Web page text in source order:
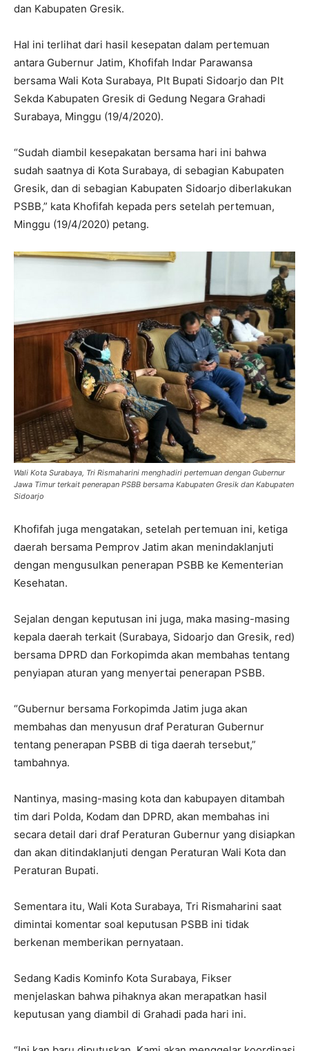
dan Kabupaten Gresik.
Hal ini terlihat dari hasil kesepatan dalam pertemuan
antara Gubernur Jatim, Khofifah Indar Parawansa
bersama Wali Kota Surabaya, Plt Bupati Sidoarjo dan Plt
Sekda Kabupaten Gresik di Gedung Negara Grahadi
Surabaya, Minggu (19/4/2020).
“Sudah diambil kesepakatan bersama hari ini bahwa
sudah saatnya di Kota Surabaya, di sebagian Kabupaten
Gresik, dan di sebagian Kabupaten Sidoarjo diberlakukan
PSBB,” kata Khofifah kepada pers setelah pertemuan,
Minggu (19/4/2020) petang.
Wali Kota Surabaya, Tri Rismaharini menghadiri pertemuan dengan Gubernur
Jawa Timur terkait penerapan PSBB bersama Kabupaten Gresik dan Kabupaten
Sidoarjo
Khofifah juga mengatakan, setelah pertemuan ini, ketiga
daerah bersama Pemprov Jatim akan menindaklanjuti
dengan mengusulkan penerapan PSBB ke Kementerian
Kesehatan.
Sejalan dengan keputusan ini juga, maka masing-masing
kepala daerah terkait (Surabaya, Sidoarjo dan Gresik, red)
bersama DPRD dan Forkopimda akan membahas tentang
penyiapan aturan yang menyertai penerapan PSBB.
“Gubernur bersama Forkopimda Jatim juga akan
membahas dan menyusun draf Peraturan Gubernur
tentang penerapan PSBB di tiga daerah tersebut,”
tambahnya.
Nantinya, masing-masing kota dan kabupayen ditambah
tim dari Polda, Kodam dan DPRD, akan membahas ini
secara detail dari draf Peraturan Gubernur yang disiapkan
dan akan ditindaklanjuti dengan Peraturan Wali Kota dan
Peraturan Bupati.
Sementara itu, Wali Kota Surabaya, Tri Rismaharini saat
dimintai komentar soal keputusan PSBB ini tidak
berkenan memberikan pernyataan.
Sedang Kadis Kominfo Kota Surabaya, Fikser
menjelaskan bahwa pihaknya akan merapatkan hasil
keputusan yang diambil di Grahadi pada hari ini.